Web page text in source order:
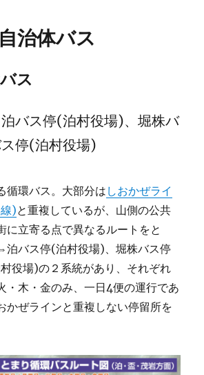
治体バス
ス
バス停(泊村役場)、堀株バ
停(泊村役場)
循環バス。大部分は しおかぜライ
)と重複しているが、山側の公共
に立寄る点で異なるルートをと
泊バス停(泊村役場)、堀株バス停
役場)の２系統があり、それぞれ
・木・金のみ、一日4便の運行であ
かぜラインと重複しない停留所を